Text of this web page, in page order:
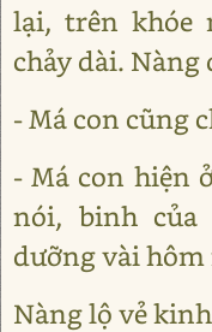
lại, trên khóe
chảy dài.
- Má con cũng
- Má con hiện
nói, binh
dưỡng vài
Nàng lộ vẻ